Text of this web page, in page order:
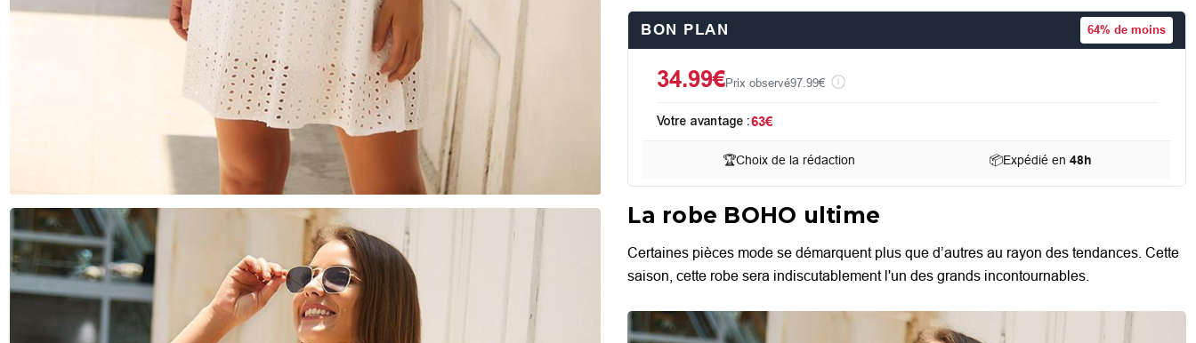
BON PLAN 64% de moins
34.99€Prix observé97.99€
Votre avantage :63€
🏆Choix de la rédaction 📦Expédié en 48h
La robe BOHO ultime
Certaines pièces mode se démarquent plus que d’autres au rayon des tendances. Cette
saison, cette robe sera indiscutablement l'un des grands incontournables.